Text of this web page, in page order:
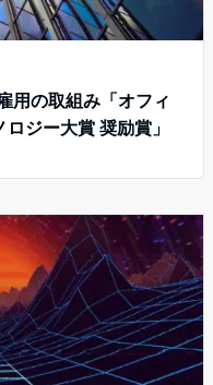
用の取組み「オフィ
ジー大賞 奨励賞」